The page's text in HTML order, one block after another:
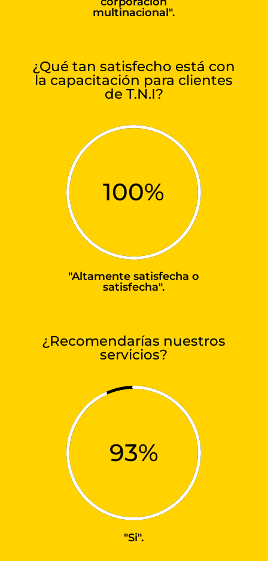
multinacional".
¿Qué tan satisfecho está con
la capacitación para clientes
de T.N.I?
100%
"Altamente satisfecha o
satisfecha".
¿Recomendarías nuestros
servicios?
93%
"Si".